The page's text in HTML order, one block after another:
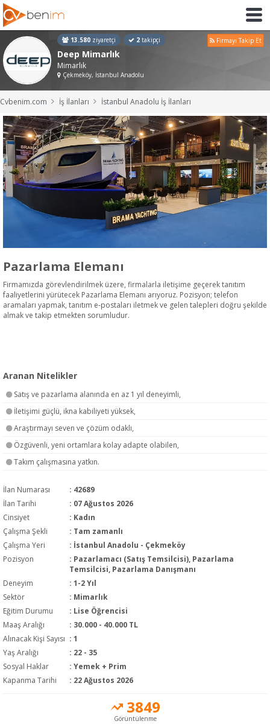
13.580 ziyaretçi 2 takipçi Firmayı Takip Et
Deep Mimarlık
Mimarlık
Çekmeköy, İstanbul Anadolu
Cvbenim.com İş İlanları İstanbul Anadolu İş İlanları
Pazarlama Elemanı
Firmamızda görevlendirilmek üzere, firmalarla iletişime geçerek tanıtım
faaliyetlerini yürütecek Pazarlama Elemanı arıyoruz. Pozisyon; telefon
aramaları yapmak, tanıtım e-postaları iletmek ve gelen talepleri doğru şekilde
almak ve takip etmekten sorumludur.
Aranan Nitelikler
Satış ve pazarlama alanında en az 1 yıl deneyimli,
İletişimi güçlü, ikna kabiliyeti yüksek,
Araştırmayı seven ve çözüm odaklı,
Özgüvenli, yeni ortamlara kolay adapte olabilen,
Takım çalışmasına yatkın.
İlan Numarası
: 42689
İlan Tarihi
: 07 Ağustos 2026
Cinsiyet
: Kadın
Çalışma Şekli
: Tam zamanlı
Çalışma Yeri
: İstanbul Anadolu - Çekmeköy
Pozisyon
: Pazarlamacı (Satış Temsilcisi), Pazarlama
Temsilcisi, Pazarlama Danışmanı
Deneyim
: 1-2 Yıl
Sektör
: Mimarlık
Eğitim Durumu
: Lise Öğrencisi
Maaş Aralığı
: 30.000 - 40.000 TL
Alınacak Kişi Sayısı : 1
Yaş Aralığı
: 22 - 35
Sosyal Haklar
: Yemek + Prim
Kapanma Tarihi
: 22 Ağustos 2026
3849
Görüntülenme